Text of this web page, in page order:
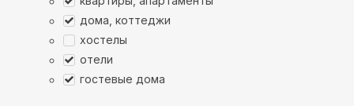
дома, коттеджи
хостелы
отели
гостевые дома